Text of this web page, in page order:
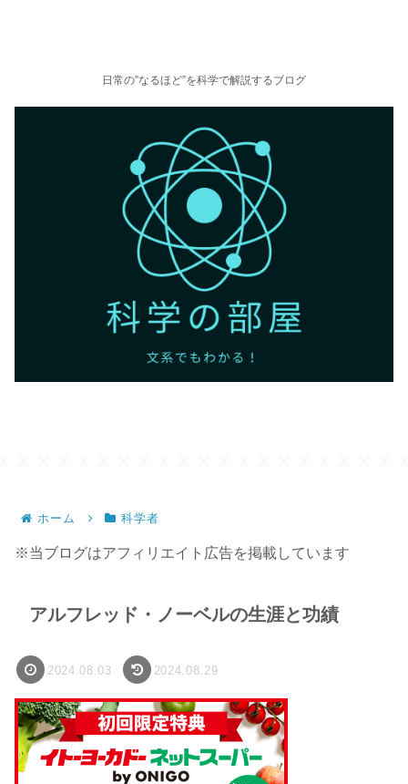
日常の”なるほど”を科学で解説するブログ
ホーム 科学者
※当ブログはアフィリエイト広告を掲載しています
アルフレッド・ノーベルの生涯と功績
2024.08.03 2024.08.29